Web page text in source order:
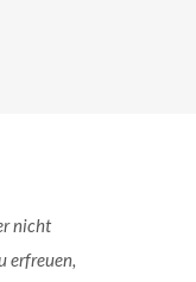
nicht
erfreuen,